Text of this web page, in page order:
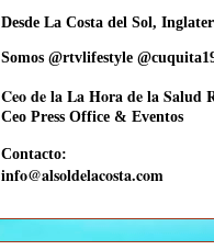
Desde La Costa del Sol,
Somos @rtvlifestyle
Ceo de la La Hora de la Salud
Ceo Press Office & Eventos
Contacto:
info@alsoldelacosta.com